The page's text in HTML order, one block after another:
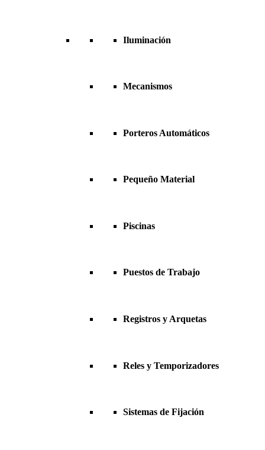
Iluminación
Mecanismos
Porteros Automáticos
Pequeño Material
Piscinas
Puestos de Trabajo
Registros y Arquetas
Reles y Temporizadores
Sistemas de Fijación